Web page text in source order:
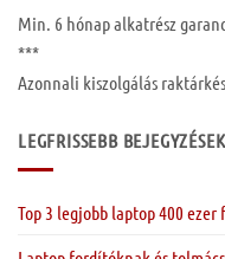
Min. 6 hónapalkatrész
***
Azonnali kiszolgálás
LEGFRISSEBB BEJEGYZÉSEK
Top 3 legjobb laptop 400